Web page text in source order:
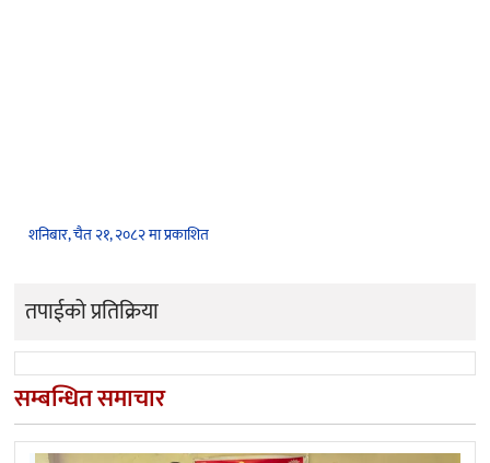
शनिबार, चैत २१, २०८२ मा प्रकाशित
तपाईको प्रतिक्रिया
सम्बन्धित समाचार